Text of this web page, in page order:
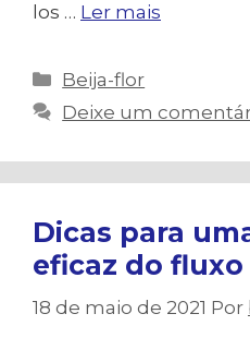
los … Ler mais
Categorias
Beija-flor
Deixe um
Dicas para
eficaz do fluxo
18 de maio de 2021 Por